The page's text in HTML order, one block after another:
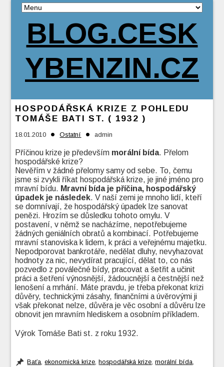
BLOG.CESK
YBENZIN.CZ
HOSPODÁŘSKÁ KRIZE Z POHLEDU
TOMÁŠE BATI ST. ( 1932 )
18.01.2010 • Ostatní • admin
Příčinou krize je především morální bída. Přelom
hospodářské krize?
Nevěřím v žádné přelomy samy od sebe. To, čemu
jsme si zvykli říkat hospodářská krize, je jiné jméno pro
mravní bídu. Mravní bída je příčina, hospodářský
úpadek je následek. V naší zemi je mnoho lidí, kteří
se domnívají, že hospodářský úpadek lze sanovat
penězi. Hrozím se důsledku tohoto omylu. V
postavení, v němž se nacházíme, nepotřebujeme
žádných geniálních obratů a kombinací. Potřebujeme
mravní stanoviska k lidem, k práci a veřejnému majetku.
Nepodporovat bankrotáře, nedělat dluhy, nevyhazovat
hodnoty za nic, nevydírat pracující, dělat to, co nás
pozvedlo z poválečné bídy, pracovat a šetřit a učinit
práci a šetření výnosnější, žádoucnější a čestnější než
lenošení a mrhání. Máte pravdu, je třeba překonat krizi
důvěry, technickými zásahy, finančními a úvěrovými ji
však překonat nelze, důvěra je věc osobní a důvěru lze
obnovit jen mravním hlediskem a osobním příkladem.
Výrok Tomáše Bati st. z roku 1932.
Baťa,ekonomická krize, hospodářská krize,morální bída,